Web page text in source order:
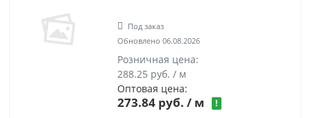
Под заказ
Обновлено 06.08.2026
Розничная цена:
288.25 руб. / м
Оптовая цена:
273.84 руб. / м !